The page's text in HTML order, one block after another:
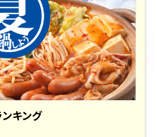
キング